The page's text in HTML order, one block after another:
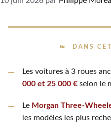
DANS
Les voitures à 3 roues
000 et 25 000 €selon le
Le Morgan Three-
les modèles les plus